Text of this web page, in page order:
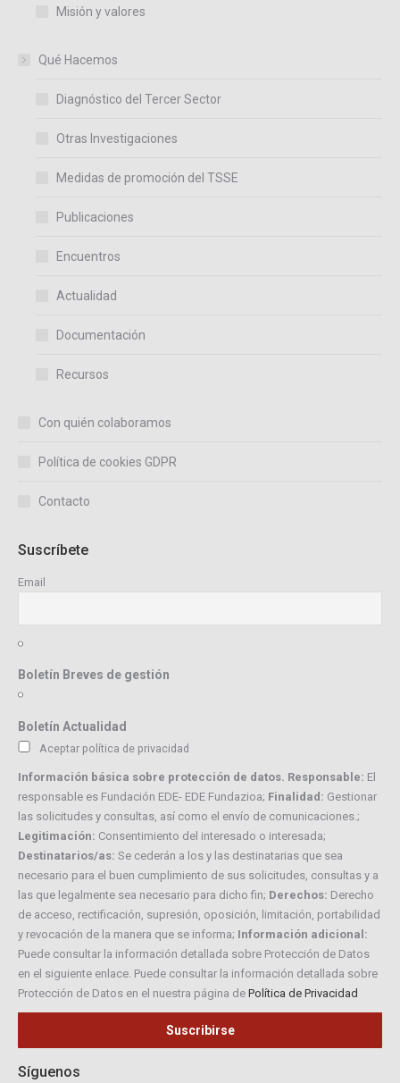
Misión y valores
Qué Hacemos
Diagnóstico del Tercer Sector
Otras Investigaciones
Medidas de promoción del TSSE
Publicaciones
Encuentros
Actualidad
Documentación
Recursos
Con quién colaboramos
Política de cookies GDPR
Contacto
Suscríbete
Email
Boletín Breves de gestión
Boletín Actualidad
Aceptar política de privacidad
Información básica sobre protección de datos. Responsable: El
responsable es Fundación EDE- EDE Fundazioa; Finalidad: Gestionar
las solicitudes y consultas, así como el envío de comunicaciones.;
Legitimación: Consentimiento del interesado o interesada;
Destinatarios/as: Se cederán a los y las destinatarias que sea
necesario para el buen cumplimiento de sus solicitudes, consultas y a
las que legalmente sea necesario para dicho fin; Derechos: Derecho
de acceso, rectificación, supresión, oposición, limitación, portabilidad
y revocación de la manera que se informa; Información adicional:
Puede consultar la información detallada sobre Protección de Datos
en el siguiente enlace. Puede consultar la información detallada sobre
Protección de Datos en el nuestra página de Política de Privacidad
Síguenos